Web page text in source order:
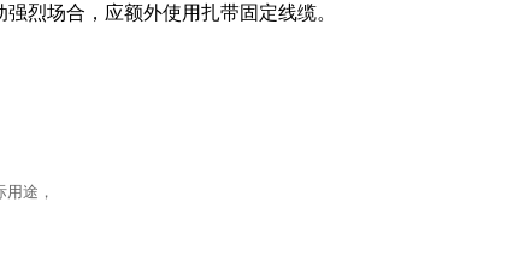
烈场合，应额外使用扎带固定线缆。
途，